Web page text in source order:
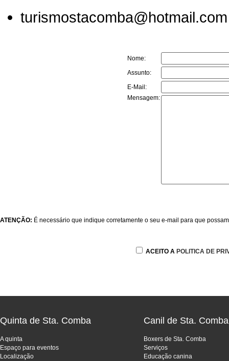
turismostacomba@hotmail.com
Nome:
Assunto:
E-Mail:
Mensagem:
ATENÇÃO: É necessário que indique corretamente o seu e-mail para que
ACEITO A POLITICA DE
Quinta de Sta. Comba
A quinta
Espaço para eventos
Localização
Canil de Sta. Comba
Boxers de Sta. Comba
Serviços
Educação canina